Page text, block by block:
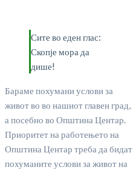
Сите во еден глас:
Скопје мора да
дише!
Бараме похумани услови за
живот во во нашиот главен град,
а посебно во Општина Центар.
Приоритет на работењето на
Општина Центар треба да бидат
похуманите услови за живот на